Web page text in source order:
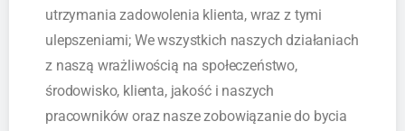
utrzymania zadowolenia klienta, wraz z tymi
ulepszeniami; We wszystkich naszych działaniach
z naszą wrażliwością na społeczeństwo,
środowisko, klienta, jakość i naszych
pracowników oraz nasze zobowiązanie do bycia